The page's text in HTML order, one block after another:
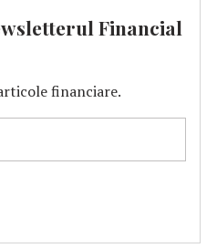
Financial
financiare.